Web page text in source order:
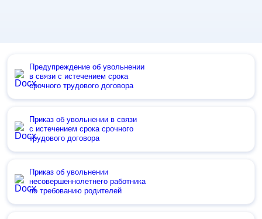
Предупреждение об увольнении
в связи с истечением срока
срочного трудового договора
Приказ об увольнении в связи
с истечением срока срочного
трудового договора
Приказ об увольнении
несовершеннолетнего работника
по требованию родителей